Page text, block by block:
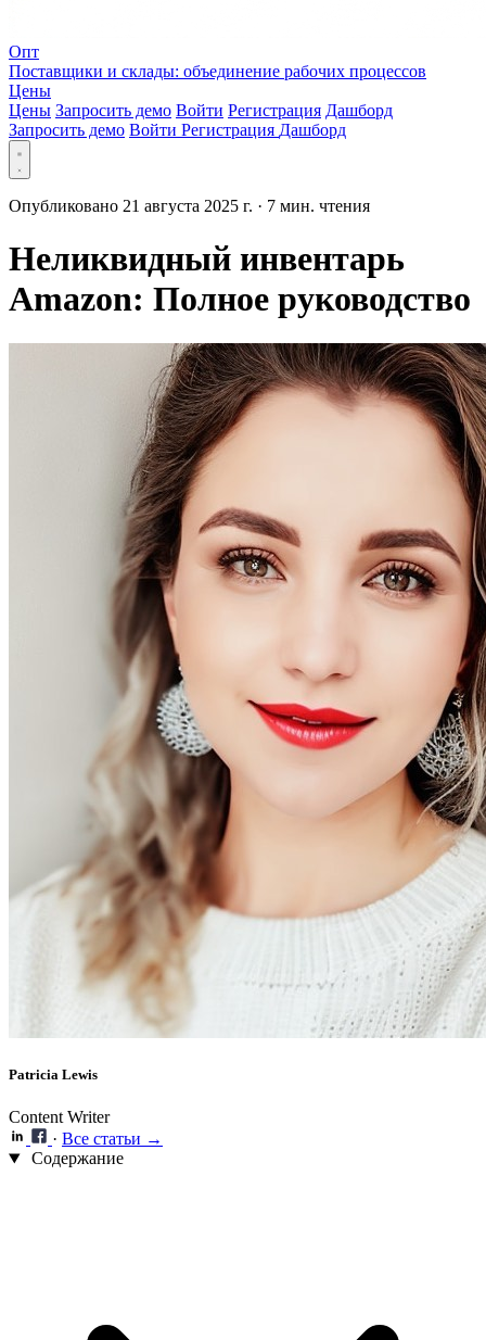
Опт
Поставщики и склады: объединение рабочих процессов
Цены
Цены Запросить демо Войти Регистрация Дашборд
Запросить демо Войти Регистрация Дашборд
Опубликовано 21 августа 2025 г. · 7 мин. чтения
Неликвидный инвентарь
Amazon: Полное руководство
Patricia Lewis
Content Writer
· Все статьи →
Содержание